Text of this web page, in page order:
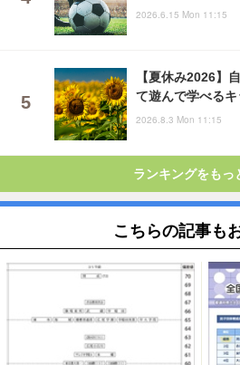
2026.6.15 Mon 11:15
【夏休み2026】
て遊んで学べる
2026.8.3 Mon 11:15
ランキングをもっ
こちらの記事も